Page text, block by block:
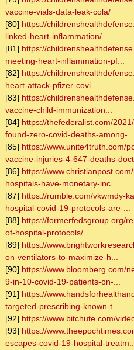
vaccine-vials-data-leak-cola/
[80] https://
linked-heart-inflammation/
[81] https://
meeting-heart-inflammation-pf...
[82] https://
heart-attack-pfizer-covi...
[83] https://
vaccine-child-immunization...
[84] https://thefederalist.com/
found-zero-covid-deaths-among-...
[85] https://www.unite4truth.com/
vaccine-injuries-4-647-deaths-
[86] https://
hospitals-have-monetary-inc...
[87] https://rumble.com/vkwmdy-
hospital-covid-19-protocols-are-...
[88] https://formerfedsgroup.org/
of-hospital-protocols/
[89] https://
on-ventilators-to-maximize-h...
[90] https://www.bloomberg.com/
9-in-10-covid-19-patients-on-...
[91] https://
targeted-prescribing-known-t...
[92] https://www.bitchute.com/
[93] https://
escapes-covid-19-hospital-